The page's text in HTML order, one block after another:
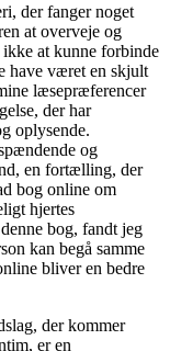
der fanger noget
at overveje og
at kunne forbinde
have været en skjult
læsepræferencer
der har
oplysende.
og
en fortælling, der
bog online om
hjertes
bog, fandt jeg
kan begå samme
bliver en bedre
der kommer
er en